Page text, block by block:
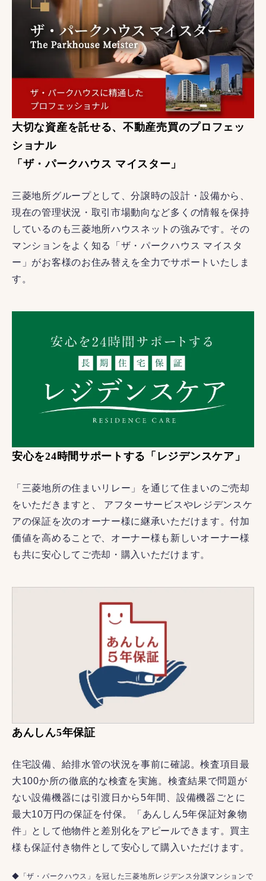
大切な資産を託せる、不動産売買のプロフェッ
ショナル
「ザ・パークハウス マイスター」
三菱地所グループとして、分譲時の設計・設備から、
現在の管理状況・取引市場動向など多くの情報を保持
しているのも三菱地所ハウスネットの強みです。その
マンションをよく知る「ザ・パークハウス マイスタ
ー」がお客様のお住み替えを全力でサポートいたしま
す。
安心を24時間サポートする「レジデンスケア」
「三菱地所の住まいリレー」を通じて住まいのご売却
をいただきますと、 アフターサービスやレジデンスケ
アの保証を次のオーナー様に継承いただけます。付加
価値を高めることで、オーナー様も新しいオーナー様
も共に安心してご売却・購入いただけます。
あんしん5年保証
住宅設備、給排水管の状況を事前に確認。検査項目最
大100か所の徹底的な検査を実施。検査結果で問題が
ない設備機器には引渡日から5年間、設備機器ごとに
最大10万円の保証を付保。「あんしん5年保証対象物
件」として他物件と差別化をアピールできます。買主
様も保証付き物件として安心して購入いただけます。
◆「ザ・パークハウス」を冠した三菱地所レジデンス分譲マンションで